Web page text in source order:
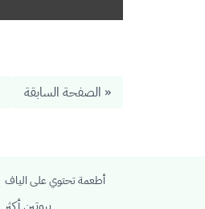
« الصفحة السابقة
أطعمة تحتوي على الياف